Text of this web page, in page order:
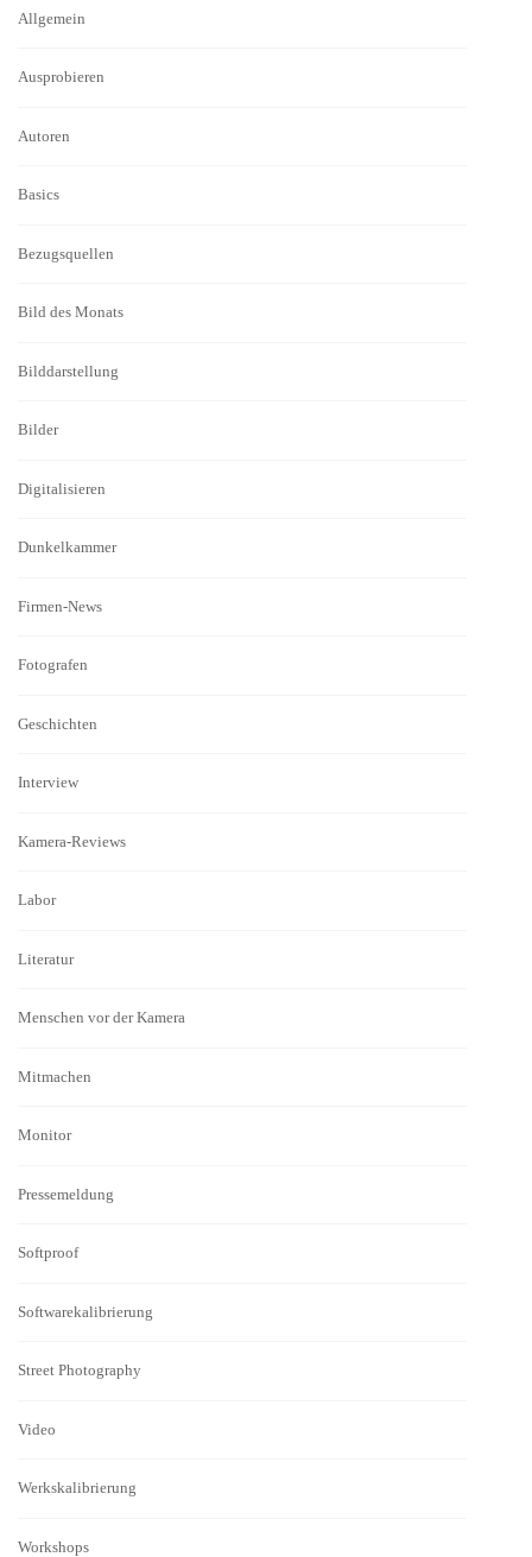
Allgemein
Ausprobieren
Autoren
Basics
Bezugsquellen
Bild des Monats
Bilddarstellung
Bilder
Digitalisieren
Dunkelkammer
Firmen-News
Fotografen
Geschichten
Interview
Kamera-Reviews
Labor
Literatur
Menschen vor der Kamera
Mitmachen
Monitor
Pressemeldung
Softproof
Softwarekalibrierung
Street Photography
Video
Werkskalibrierung
Workshops